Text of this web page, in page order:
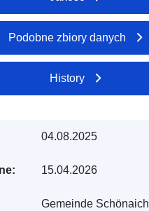
Podobne zbiory danych
History
04.08.2025
15.04.2026
Gemeinde Schönaich